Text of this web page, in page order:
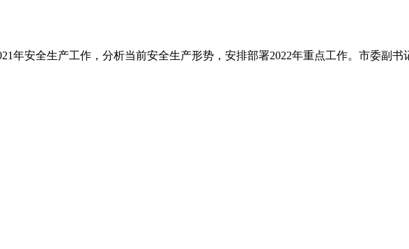
年安全生产工作，分析当前安全生产形势，安排部署2022年重点工作。市委副书